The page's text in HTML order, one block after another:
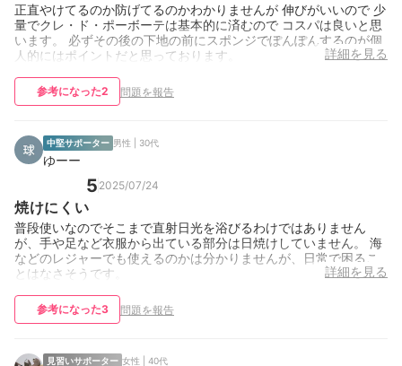
正直やけてるのか防げてるのかわかりませんが 伸びがいいので 少
量でクレ・ド・ポーボーテは基本的に済むので コスパは良いと思
います。 必ずその後の下地の前にスポンジでぽんぽんするのが個
人的にはポイントだと思っております。
詳細を見る
参考になった2 問題を報告
中堅サポーター 男性 | 30代
ゆーー
5 2025/07/24
焼けにくい
普段使いなのでそこまで直射日光を浴びるわけではありません
が、手や足など衣服から出ている部分は日焼けしていません。 海
などのレジャーでも使えるのかは分かりませんが、日常で困るこ
とはなさそうです。
詳細を見る
参考になった3 問題を報告
見習いサポーター 女性 | 40代